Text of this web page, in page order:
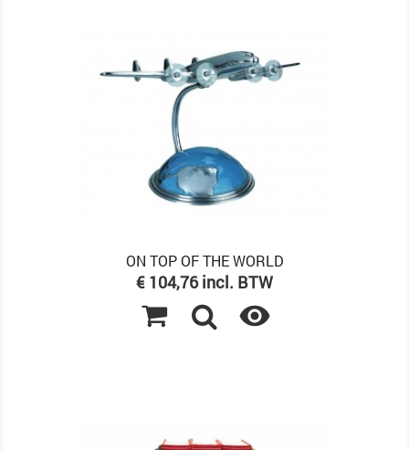
ON TOP OF THE WORLD
Prijs
€ 104,76 incl. BTW
